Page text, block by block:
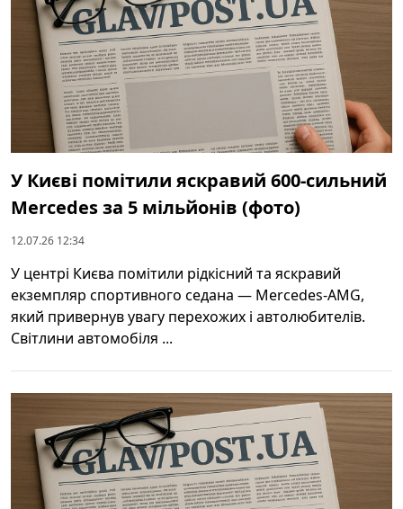
У Києві помітили яскравий 600‑сильний
Mercedes за 5 мільйонів (фото)
12.07.26 12:34
У центрі Києва помітили рідкісний та яскравий
екземпляр спортивного седана — Mercedes-AMG,
який привернув увагу перехожих і автолюбителів.
Світлини автомобіля ...